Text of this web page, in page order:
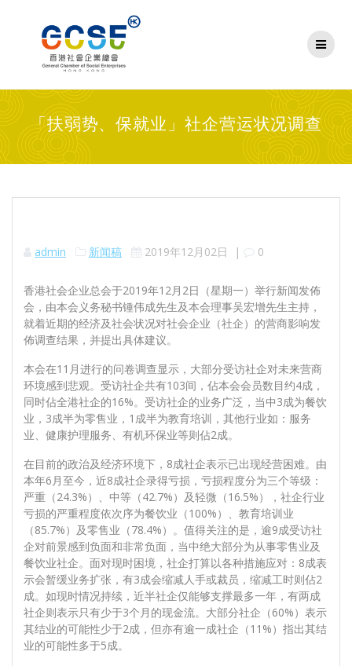
「扶弱势、保就业」社企营运状况调查
admin 新闻稿 2019年12月02日 | 0
香港社会企业总会于2019年12月2日（星期一）举行新闻发佈
会，由本会义务秘书锺伟成先生及本会理事吴宏增先生主持，
就着近期的经济及社会状况对社会企业（社企）的营商影响发
佈调查结果，并提出具体建议。
本会在11月进行的问卷调查显示，大部分受访社企对未来营商
环境感到悲观。受访社企共有103间，佔本会会员数目约4成，
同时佔全港社企的16%。受访社企的业务广泛，当中3成为餐饮
业，3成半为零售业，1成半为教育培训，其他行业如：服务
业、健康护理服务、有机环保业等则佔2成。
在目前的政治及经济环境下，8成社企表示已出现经营困难。由
本年6月至今，近8成社企录得亏损，亏损程度分为三个等级：
严重（24.3%）、中等（42.7%）及轻微（16.5%），社企行业
亏损的严重程度依次序为餐饮业（100%）、教育培训业
（85.7%）及零售业（78.4%）。值得关注的是，逾9成受访社
企对前景感到负面和非常负面，当中绝大部分为从事零售业及
餐饮业社企。面对现时困境，社企打算以各种措施应对：8成表
示会暂缓业务扩张，有3成会缩减人手或裁员，缩减工时则佔2
成。 如现时情况持续，近半社企仅能够支撑最多一年，有两成
社企则表示只有少于3个月的现金流。大部分社企（60%）表示
其结业的可能性少于2成，但亦有逾一成社企（11%）指出其结
业的可能性多于5成。